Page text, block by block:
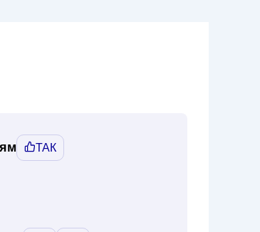
ТАК